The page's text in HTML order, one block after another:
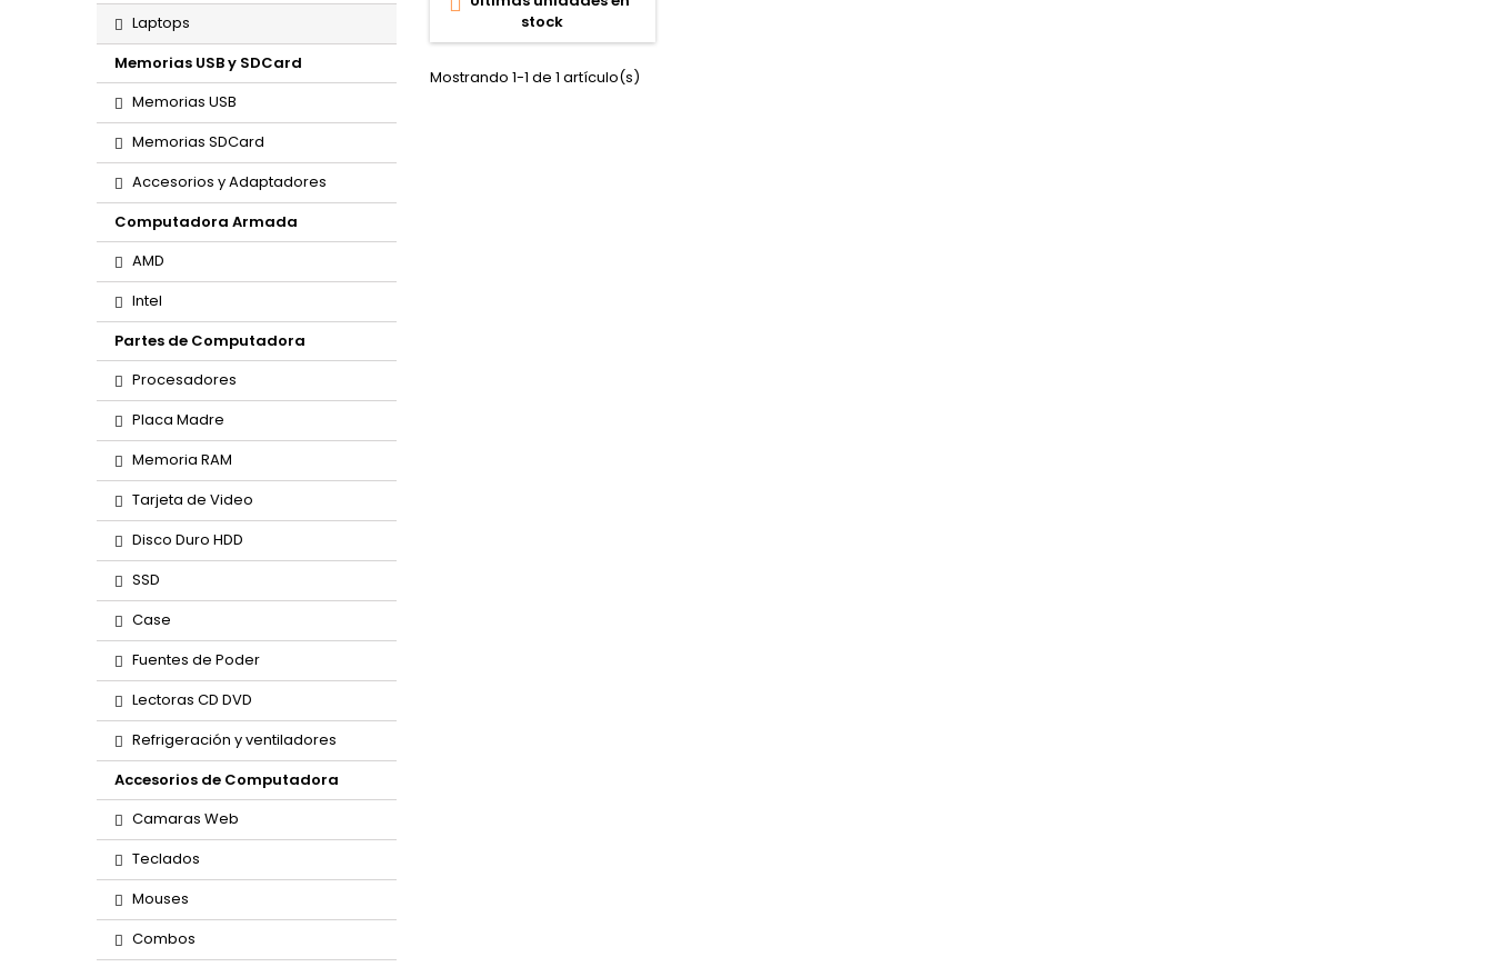
Laptops
Memorias USB y SDCard
Memorias USB
Memorias SDCard
Accesorios y Adaptadores
Computadora Armada
AMD
Intel
Partes de Computadora
Procesadores
Placa Madre
Memoria RAM
Tarjeta de Video
Disco Duro HDD
SSD
Case
Fuentes de Poder
Lectoras CD DVD
Refrigeración y ventiladores
Accesorios de Computadora
Camaras Web
Teclados
Mouses
Combos
stock
Mostrando 1-1 de 1 artículo(s)